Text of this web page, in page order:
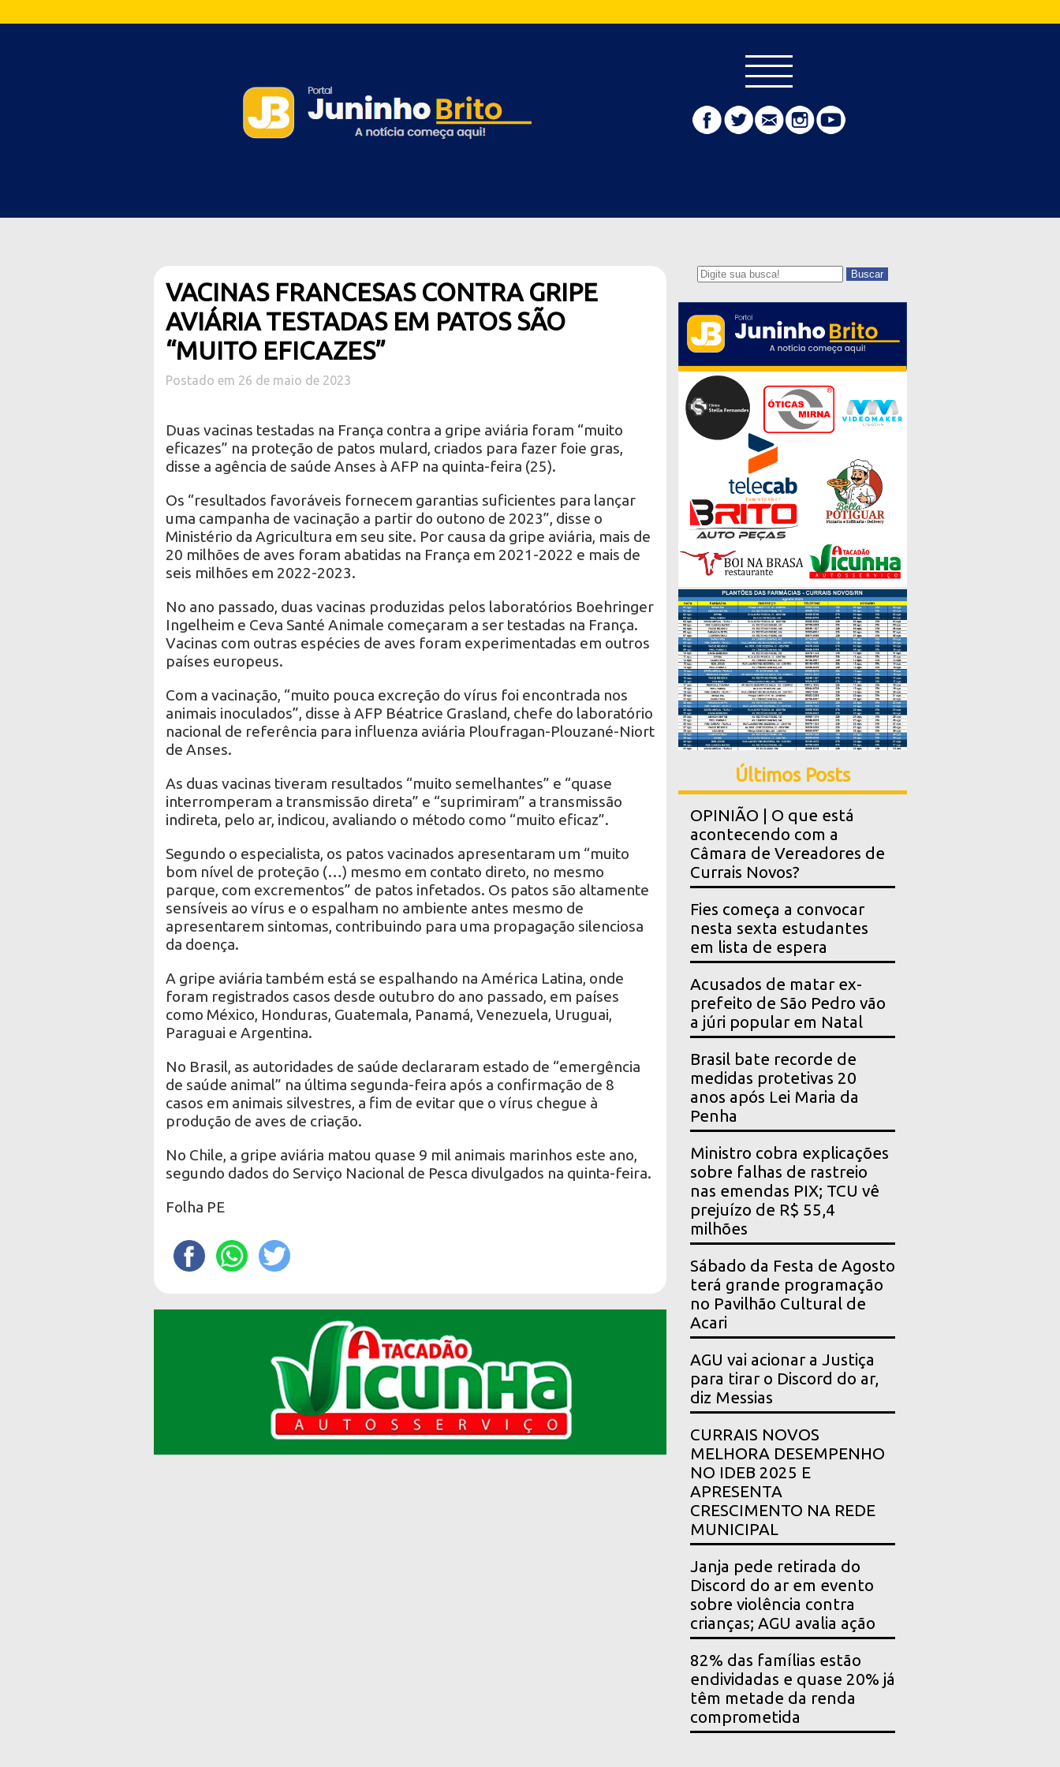
VACINAS FRANCESAS CONTRA GRIPE
AVIÁRIA TESTADAS EM PATOS SÃO
“MUITO EFICAZES”
Postado em 26 de maio de 2023
Duas vacinas testadas na França contra a gripe aviária foram “muito
eficazes” na proteção de patos mulard, criados para fazer foie gras,
disse a agência de saúde Anses à AFP na quinta-feira (25).
Os “resultados favoráveis fornecem garantias suficientes para lançar
uma campanha de vacinação a partir do outono de 2023”, disse o
Ministério da Agricultura em seu site. Por causa da gripe aviária, mais de
20 milhões de aves foram abatidas na França em 2021-2022 e mais de
seis milhões em 2022-2023.
No ano passado, duas vacinas produzidas pelos laboratórios Boehringer
Ingelheim e Ceva Santé Animale começaram a ser testadas na França.
Vacinas com outras espécies de aves foram experimentadas em outros
países europeus.
Com a vacinação, “muito pouca excreção do vírus foi encontrada nos
animais inoculados”, disse à AFP Béatrice Grasland, chefe do laboratório
nacional de referência para influenza aviária Ploufragan-Plouzané-Niort
de Anses.
As duas vacinas tiveram resultados “muito semelhantes” e “quase
interromperam a transmissão direta” e “suprimiram” a transmissão
indireta, pelo ar, indicou, avaliando o método como “muito eficaz”.
Segundo o especialista, os patos vacinados apresentaram um “muito
bom nível de proteção (…) mesmo em contato direto, no mesmo
parque, com excrementos” de patos infetados. Os patos são altamente
sensíveis ao vírus e o espalham no ambiente antes mesmo de
apresentarem sintomas, contribuindo para uma propagação silenciosa
da doença.
A gripe aviária também está se espalhando na América Latina, onde
foram registrados casos desde outubro do ano passado, em países
como México, Honduras, Guatemala, Panamá, Venezuela, Uruguai,
Paraguai e Argentina.
No Brasil, as autoridades de saúde declararam estado de “emergência
de saúde animal” na última segunda-feira após a confirmação de 8
casos em animais silvestres, a fim de evitar que o vírus chegue à
produção de aves de criação.
No Chile, a gripe aviária matou quase 9 mil animais marinhos este ano,
segundo dados do Serviço Nacional de Pesca divulgados na quinta-feira.
Folha PE
Buscar
Últimos Posts
OPINIÃO | O que está
acontecendo com a
Câmara de Vereadores de
Currais Novos?
Fies começa a convocar
nesta sexta estudantes
em lista de espera
Acusados de matar ex-
prefeito de São Pedro vão
a júri popular em Natal
Brasil bate recorde de
medidas protetivas 20
anos após Lei Maria da
Penha
Ministro cobra explicações
sobre falhas de rastreio
nas emendas PIX; TCU vê
prejuízo de R$ 55,4
milhões
Sábado da Festa de Agosto
terá grande programação
no Pavilhão Cultural de
Acari
AGU vai acionar a Justiça
para tirar o Discord do ar,
diz Messias
CURRAIS NOVOS
MELHORA DESEMPENHO
NO IDEB 2025 E
APRESENTA
CRESCIMENTO NA REDE
MUNICIPAL
Janja pede retirada do
Discord do ar em evento
sobre violência contra
crianças; AGU avalia ação
82% das famílias estão
endividadas e quase 20% já
têm metade da renda
comprometida